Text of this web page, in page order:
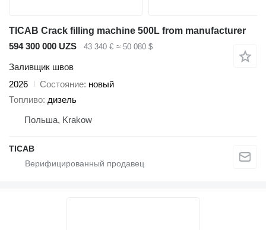
TICAB Crack filling machine 500L from manufacturer
594 300 000 UZS
43 340 € ≈ 50 080 $
Заливщик швов
2026
Состояние новый
Топливо дизель
Польша, Krakow
TICAB